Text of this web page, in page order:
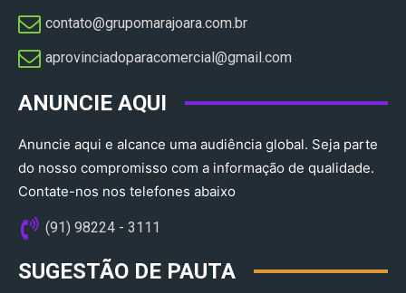
contato@grupomarajoara.com.br
aprovinciadoparacomercial@gmail.com​
ANUNCIE AQUI
Anuncie aqui e alcance uma audiência global. Seja parte
do nosso compromisso com a informação de qualidade.
Contate-nos nos telefones abaixo
(91) 98224 - 3111
SUGESTÃO DE PAUTA